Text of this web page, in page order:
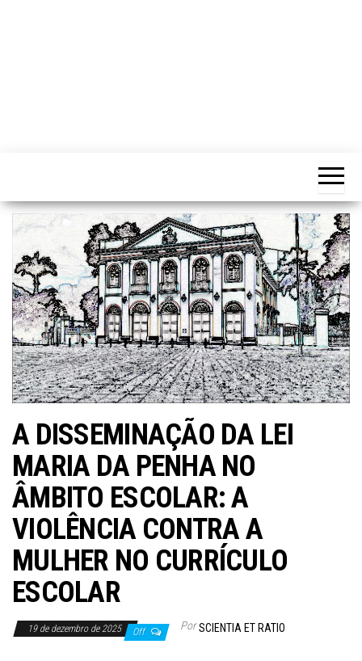
A DISSEMINAÇÃO DA LEI
MARIA DA PENHA NO
ÂMBITO ESCOLAR: A
VIOLÊNCIA CONTRA A
MULHER NO CURRÍCULO
ESCOLAR
19 de dezembro de 2025 Off Por SCIENTIA ET RATIO